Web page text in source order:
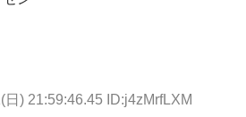
日) 21:59:46.45 ID:j4zMrfLXM